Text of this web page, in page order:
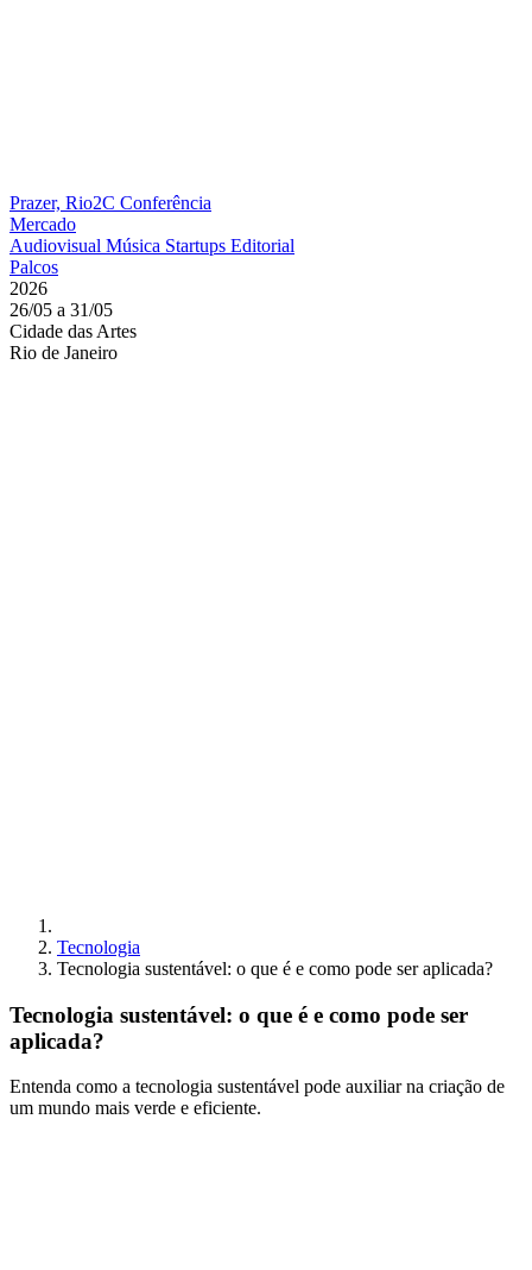
Prazer, Rio2C Conferência
Mercado
Audiovisual Música Startups Editorial
Palcos
2026
26/05 a 31/05
Cidade das Artes
Rio de Janeiro
Tecnologia
Tecnologia sustentável: o que é e como pode ser aplicada?
Tecnologia sustentável: o que é e como pode ser
aplicada?
Entenda como a tecnologia sustentável pode auxiliar na criação de
um mundo mais verde e eficiente.